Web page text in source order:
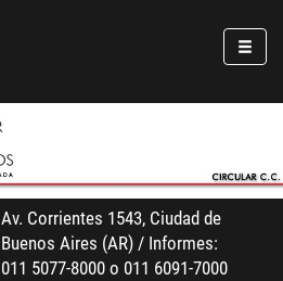
Av. Corrientes 1543, Ciudad de
Buenos Aires (AR) / Informes:
011 5077-8000 o 011 6091-7000